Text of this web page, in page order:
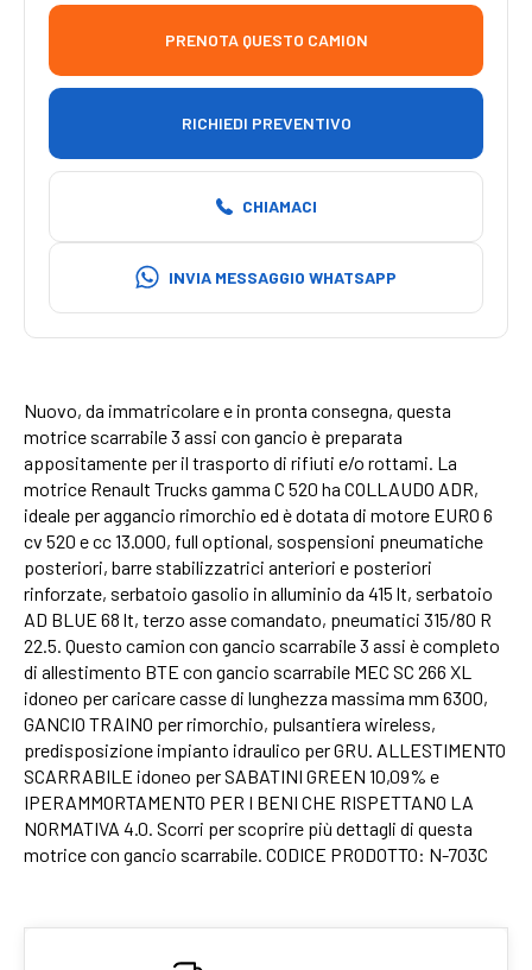
PRENOTA QUESTO CAMION
RICHIEDI PREVENTIVO
CHIAMACI
INVIA MESSAGGIO WHATSAPP
Nuovo, da immatricolare e in pronta consegna, questa
motrice scarrabile 3 assi con gancio è preparata
appositamente per il trasporto di rifiuti e/o rottami. La
motrice Renault Trucks gamma C 520 ha COLLAUDO ADR,
ideale per aggancio rimorchio ed è dotata di motore EURO 6
cv 520 e cc 13.000, full optional, sospensioni pneumatiche
posteriori, barre stabilizzatrici anteriori e posteriori
rinforzate, serbatoio gasolio in alluminio da 415 lt, serbatoio
AD BLUE 68 lt, terzo asse comandato, pneumatici 315/80 R
22.5. Questo camion con gancio scarrabile 3 assi è completo
di allestimento BTE con gancio scarrabile MEC SC 266 XL
idoneo per caricare casse di lunghezza massima mm 6300,
GANCIO TRAINO per rimorchio, pulsantiera wireless,
predisposizione impianto idraulico per GRU. ALLESTIMENTO
SCARRABILE idoneo per SABATINI GREEN 10,09% e
IPERAMMORTAMENTO PER I BENI CHE RISPETTANO LA
NORMATIVA 4.0. Scorri per scoprire più dettagli di questa
motrice con gancio scarrabile. CODICE PRODOTTO: N-703C